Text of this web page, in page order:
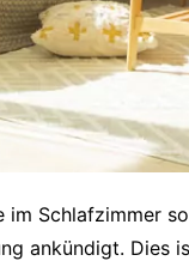
Schlafzimmer
ankündigt. Dies